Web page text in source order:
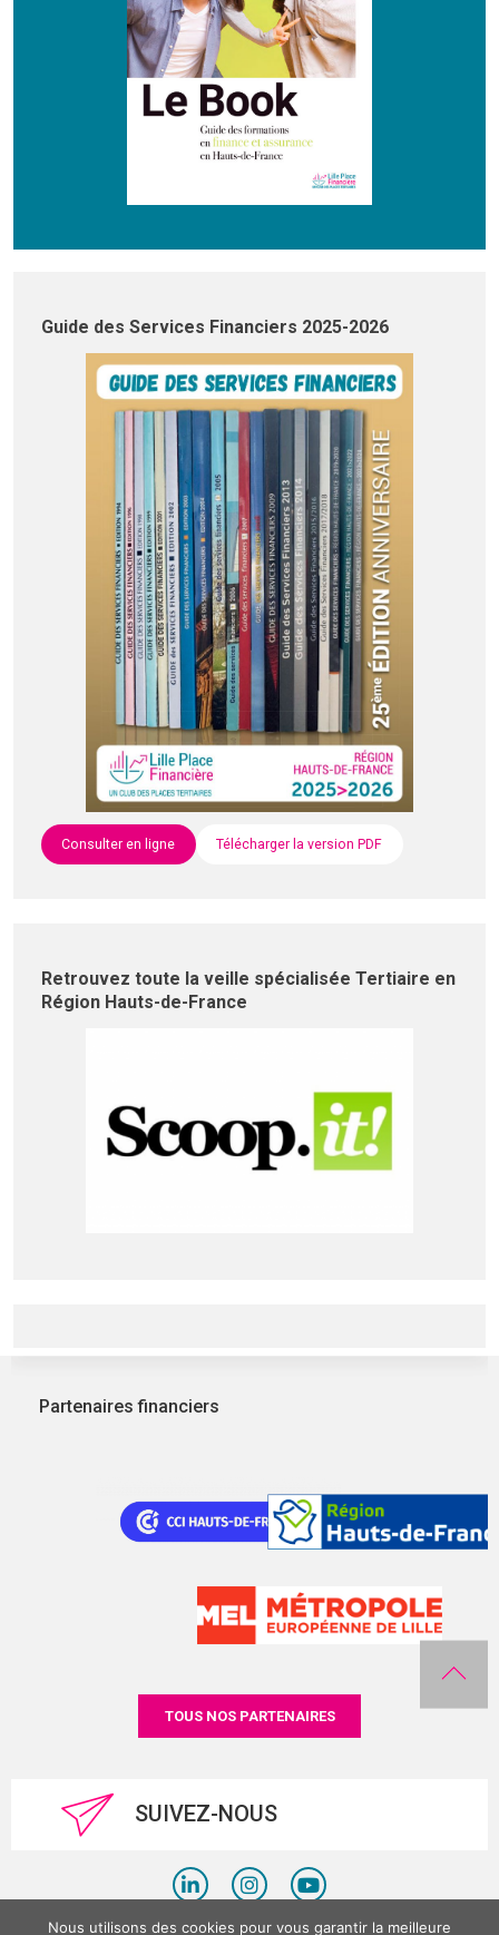
Guide des Services Financiers 2025-2026
Consulter en ligne Télécharger la version PDF
Retrouvez toute la veille spécialisée Tertiaire en
Région Hauts-de-France
Partenaires financiers
TOUS NOS PARTENAIRES
SUIVEZ-NOUS
Nous utilisons des cookies pour vous garantir la meilleure